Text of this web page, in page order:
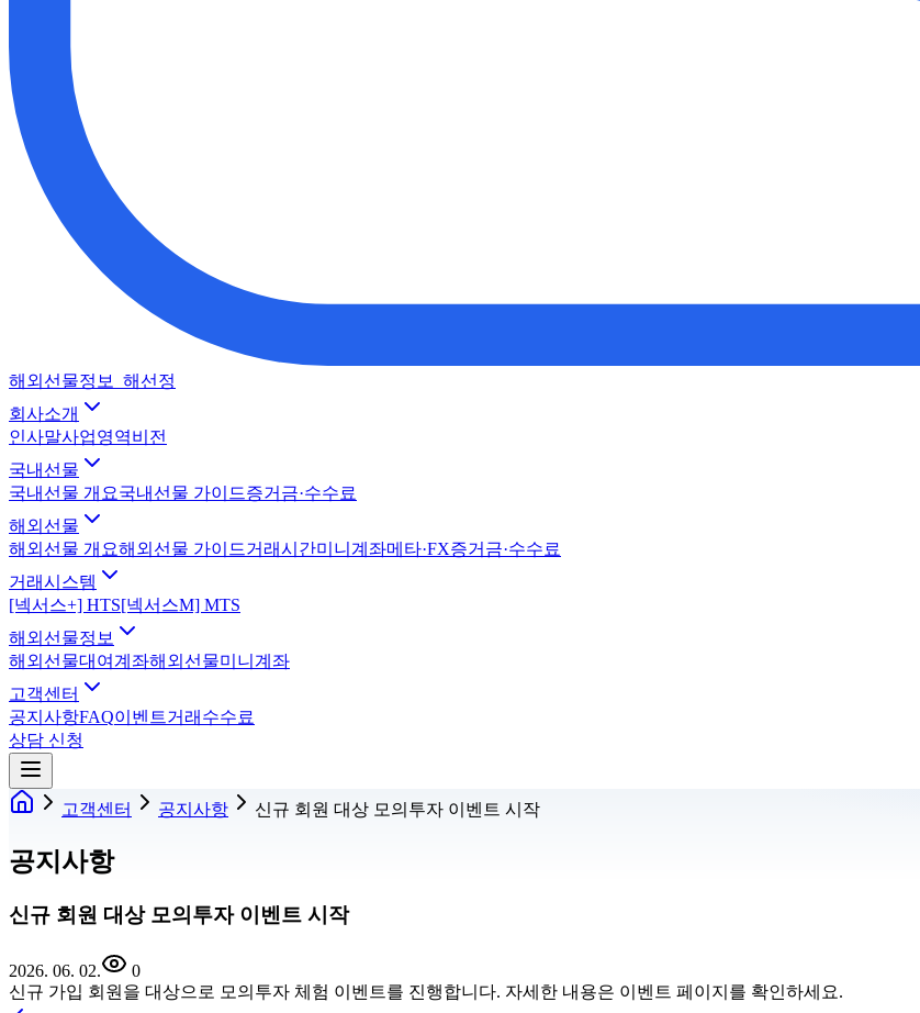
해외선물정보_해선정
회사소개
인사말사업영역비전
국내선물
국내선물 개요국내선물 가이드증거금·수수료
해외선물
해외선물 개요해외선물 가이드거래시간미니계좌메타·FX증거금·수수료
거래시스템
[넥서스+] HTS[넥서스M] MTS
해외선물정보
해외선물대여계좌해외선물미니계좌
고객센터
공지사항FAQ이벤트거래수수료
상담 신청
고객센터 공지사항 신규 회원 대상 모의투자 이벤트 시작
공지사항
신규 회원 대상 모의투자 이벤트 시작
2026. 06. 02.
0
신규 가입 회원을 대상으로 모의투자 체험 이벤트를 진행합니다. 자세한 내용은 이벤트 페이지를 확인하세요.